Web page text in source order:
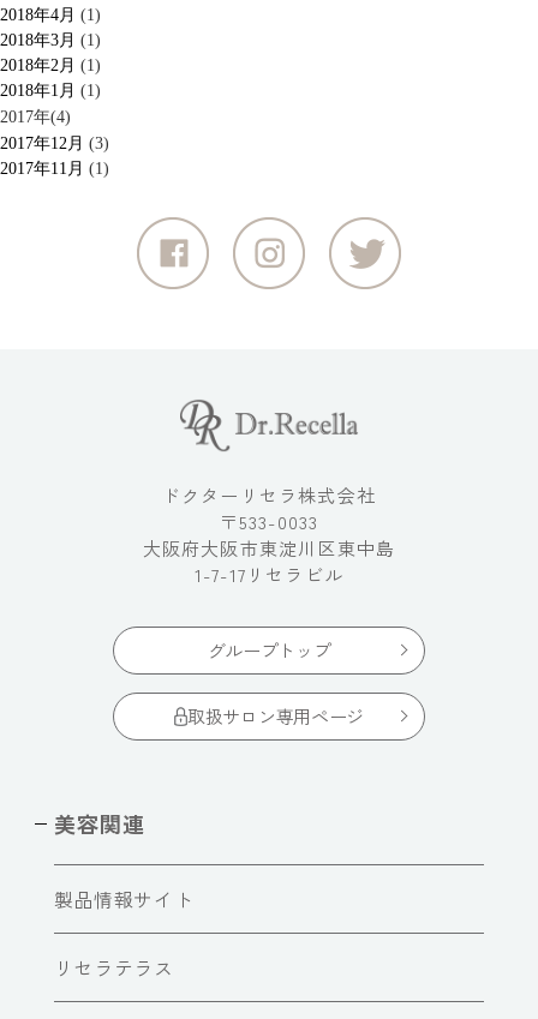
2018年4月 (1)
2018年3月 (1)
2018年2月 (1)
2018年1月 (1)
2017年(4)
2017年12月 (3)
2017年11月 (1)
ドクターリセラ株式会社
〒533-0033
大阪府大阪市東淀川区東中島
1-7-17リセラビル
グループトップ
取扱サロン専用ページ
美容関連
製品情報サイト
リセラテラス